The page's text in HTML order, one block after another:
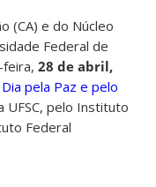
(CA) e do Núcleo
Federal de
feira, 28 de abril,
Dia pela Paz e pelo
UFSC, pelo Instituto
Federal